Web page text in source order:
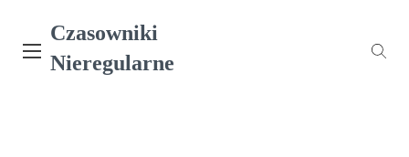
content
Czasowniki
Nieregularne